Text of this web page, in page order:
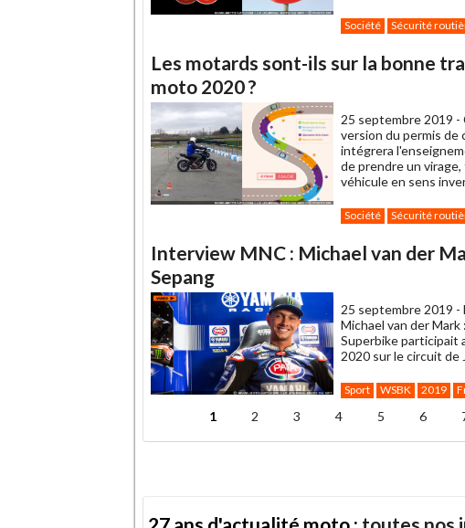
Société Sécurité
Les motards sont-ils sur la bonne
moto 2020 ?
25 septembre 2019 -
version du permis
intégrera
de prendre un
véhicule en sens
Société Sécurité
Interview MNC : Michael van der
Sepang
25 septembre 2019 -
Michael van der Mark
Superbike participait
2020 sur le circuit de
Sport WSBK 2019
1 2 3 4 5 6